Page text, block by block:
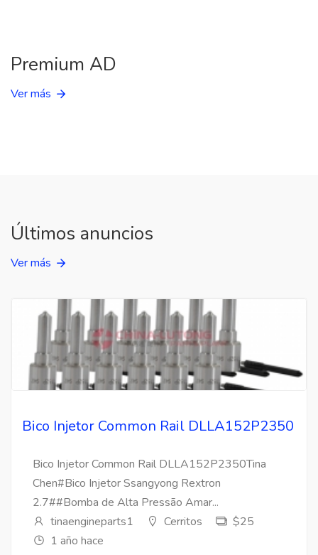
Premium AD
Ver más
Últimos anuncios
Ver más
Bico Injetor Common Rail DLLA152P2350
Bico Injetor Common Rail DLLA152P2350Tina
Chen#Bico Injetor Ssangyong Rextron
2.7##Bomba de Alta Pressão Amar...
tinaengineparts1
Cerritos
$25
1 año hace